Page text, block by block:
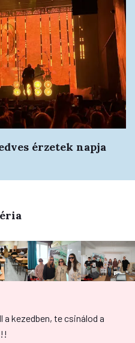
érzetek napja
kezedben, te csinálod a